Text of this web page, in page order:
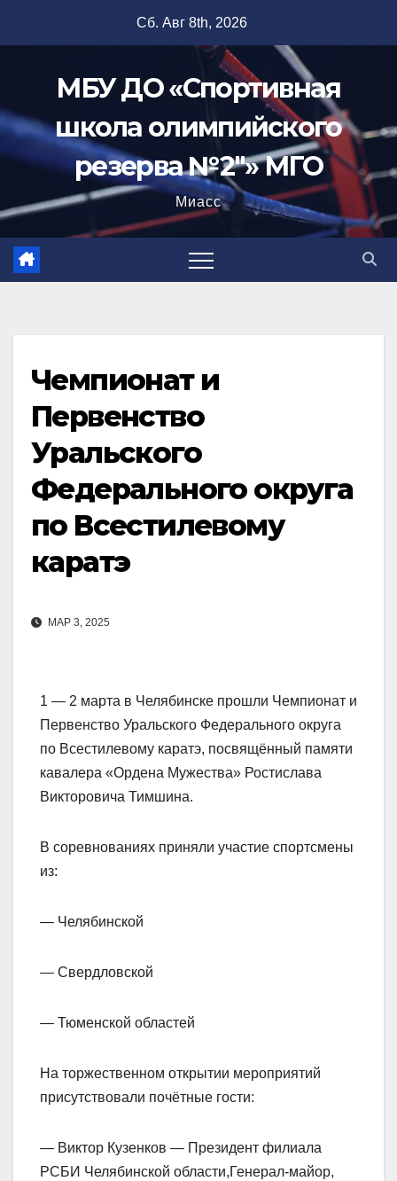
Сб. Авг 8th, 2026
МБУ ДО «Спортивная
школа олимпийского
резерва №2"» МГО
Миасс
Чемпионат и
Первенство
Уральского
Федерального округа
по Всестилевому
каратэ
МАР 3, 2025
1 — 2 марта в Челябинске прошли Чемпионат и
Первенство Уральского Федерального округа
по Всестилевому каратэ, посвящённый памяти
кавалера «Ордена Мужества» Ростислава
Викторовича Тимшина.
В соревнованиях приняли участие спортсмены
из:
— Челябинской
— Свердловской
— Тюменской областей
На торжественном открытии мероприятий
присутствовали почётные гости:
— Виктор Кузенков — Президент филиала
РСБИ Челябинской области,Генерал-майор,